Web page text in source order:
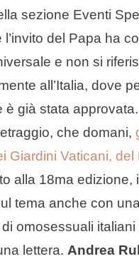
sezione Eventi
l’invito del Papa ha
e non si
all’Italia, dove
è già stata approvata.
che domani,
Giardini Vaticani, del
alla 18ma edizione,
tema anche con
omosessuali
lettera. Andrea